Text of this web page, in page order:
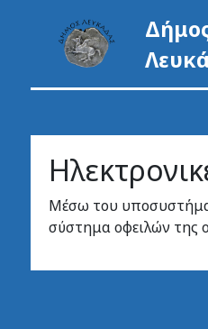
Μέσω του
σύστημα οφειλών της